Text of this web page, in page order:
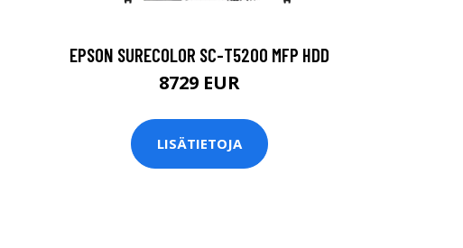
EPSON SURECOLOR SC-T5200 MFP HDD
8729 EUR
LISÄTIETOJA